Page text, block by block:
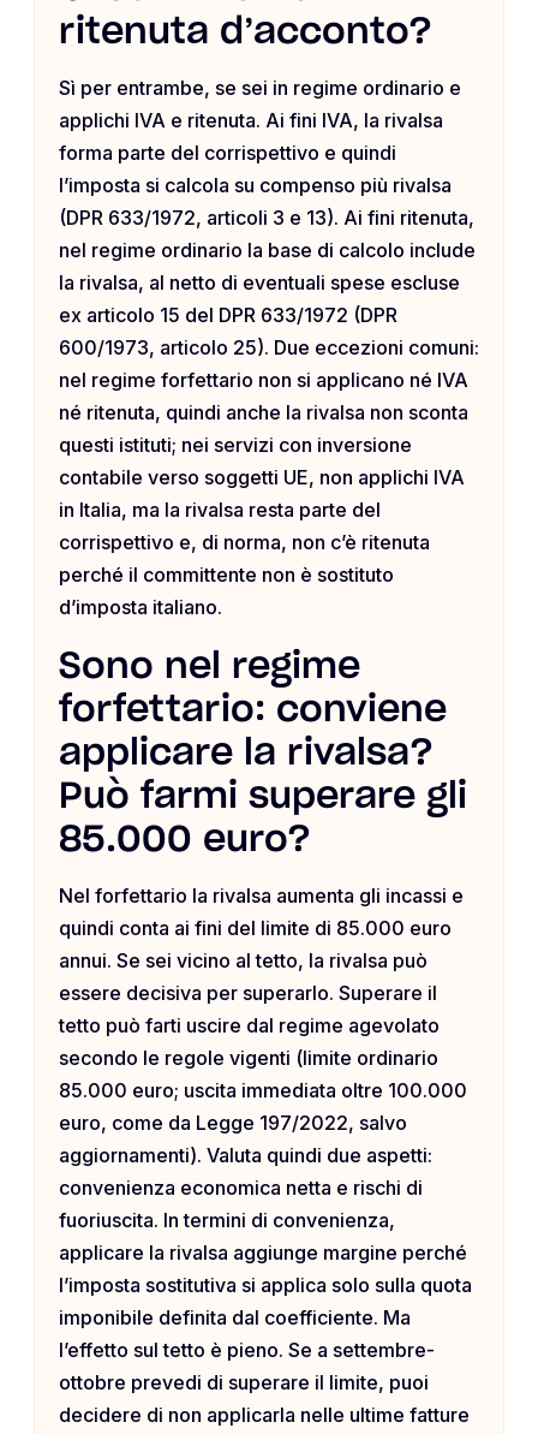
ritenuta d’acconto?
Sì per entrambe, se sei in regime ordinario e
applichi IVA e ritenuta. Ai fini IVA, la rivalsa
forma parte del corrispettivo e quindi
l’imposta si calcola su compenso più rivalsa
(DPR 633/1972, articoli 3 e 13). Ai fini ritenuta,
nel regime ordinario la base di calcolo include
la rivalsa, al netto di eventuali spese escluse
ex articolo 15 del DPR 633/1972 (DPR
600/1973, articolo 25). Due eccezioni comuni:
nel regime forfettario non si applicano né IVA
né ritenuta, quindi anche la rivalsa non sconta
questi istituti; nei servizi con inversione
contabile verso soggetti UE, non applichi IVA
in Italia, ma la rivalsa resta parte del
corrispettivo e, di norma, non c’è ritenuta
perché il committente non è sostituto
d’imposta italiano.
Sono nel regime
forfettario: conviene
applicare la rivalsa?
Può farmi superare gli
85.000 euro?
Nel forfettario la rivalsa aumenta gli incassi e
quindi conta ai fini del limite di 85.000 euro
annui. Se sei vicino al tetto, la rivalsa può
essere decisiva per superarlo. Superare il
tetto può farti uscire dal regime agevolato
secondo le regole vigenti (limite ordinario
85.000 euro; uscita immediata oltre 100.000
euro, come da Legge 197/2022, salvo
aggiornamenti). Valuta quindi due aspetti:
convenienza economica netta e rischi di
fuoriuscita. In termini di convenienza,
applicare la rivalsa aggiunge margine perché
l’imposta sostitutiva si applica solo sulla quota
imponibile definita dal coefficiente. Ma
l’effetto sul tetto è pieno. Se a settembre-
ottobre prevedi di superare il limite, puoi
decidere di non applicarla nelle ultime fatture